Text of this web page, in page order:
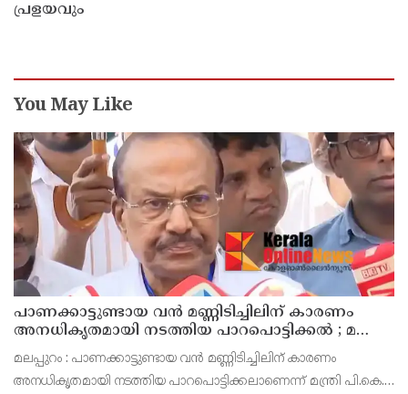
പ്രളയവും
You May Like
പാണക്കാട്ടുണ്ടായ വൻ മണ്ണിടിച്ചിലിന് കാരണം
അനധികൃതമായി നടത്തിയ പാറപൊട്ടിക്കൽ ; മന്ത്രി
മലപ്പുറം : പാണക്കാട്ടുണ്ടായ വൻ മണ്ണിടിച്ചിലിന് കാരണം
അനധികൃതമായി നടത്തിയ പാറപൊട്ടിക്കലാണെന്ന് മന്ത്രി പി.കെ.